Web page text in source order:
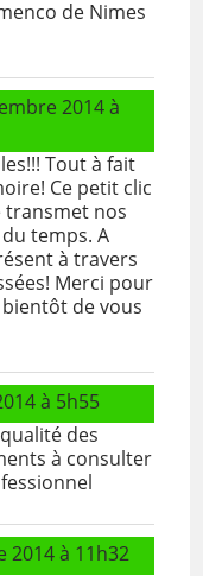
de Nimes
2014à
Tout à fait
Ce petit clic
transmet nos
temps. A
à travers
Merci pour
de vous
à 5h55
des
à consulter
2014à 11h32